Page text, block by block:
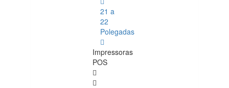
21 a
22
Polegadas
Impressoras
POS